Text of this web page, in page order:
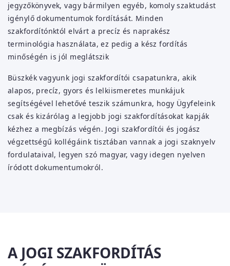
jegyzőkönyvek, vagy bármilyen egyéb, komoly szaktudást
igénylő dokumentumok fordítását. Minden
szakfordítónktól elvárt a precíz és naprakész
terminológia használata, ez pedig a kész fordítás
minőségén is jól meglátszik
Büszkék vagyunk jogi szakfordítói csapatunkra, akik
alapos, precíz, gyors és lelkiismeretes munkájuk
segítségével lehetővé teszik számunkra, hogy Ügyfeleink
csak és kizárólag a legjobb jogi szakfordításokat kapják
kézhez a megbízás végén. Jogi szakfordítói és jogász
végzettségű kollégáink tisztában vannak a jogi szaknyelv
fordulataival, legyen szó magyar, vagy idegen nyelven
íródott dokumentumokról.
A JOGI SZAKFORDÍTÁS